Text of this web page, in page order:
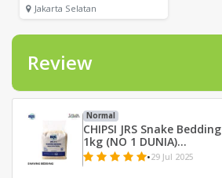
Jakarta Selatan
Review
Normal
CHIPSI JRS Snake Bedding
1kg (NO 1 DUNIA)
Substrate Bedding Ular
BP
•29 Jul 2025